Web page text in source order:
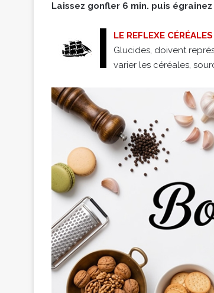
Laissez gonfler 6 min. puis
LE REFLEXE CÉRÉALES
Glucides, doivent
varier les céréales,